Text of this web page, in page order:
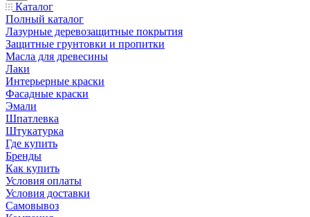
Каталог
Полный каталог
Лазурные деревозащитные покрытия
Защитные грунтовки и пропитки
Масла для древесины
Лаки
Интерьерные краски
Фасадные краски
Эмали
Шпатлевка
Штукатурка
Где купить
Бренды
Как купить
Условия оплаты
Условия доставки
Самовывоз